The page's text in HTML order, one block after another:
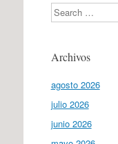
Search
Archivos
agosto 2026
julio 2026
junio 2026